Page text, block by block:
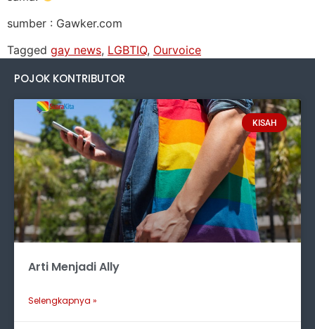
sumber : Gawker.com
Tagged gay news, LGBTIQ, Ourvoice
POJOK KONTRIBUTOR
KISAH
Arti Menjadi Ally
Selengkapnya »